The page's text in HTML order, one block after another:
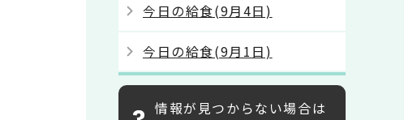
今日の給食(9月4日)
今日の給食(9月1日)
情報が見つからない場合は